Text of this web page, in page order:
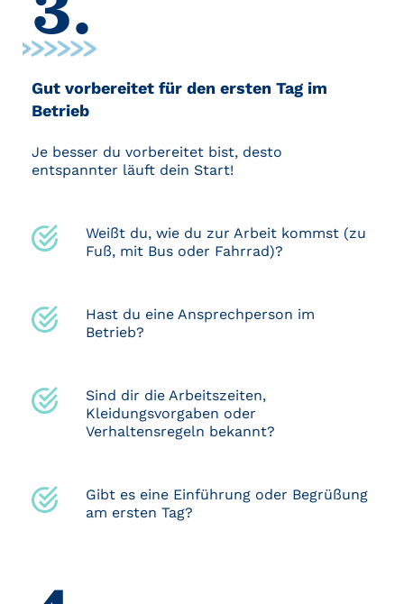
3.
Gut vorbereitet für den ersten Tag im
Betrieb
Je besser du vorbereitet bist, desto
entspannter läuft dein Start!
Weißt du, wie du zur Arbeit kommst (zu
Fuß, mit Bus oder Fahrrad)?
Hast du eine Ansprechperson im
Betrieb?
Sind dir die Arbeitszeiten,
Kleidungsvorgaben oder
Verhaltensregeln bekannt?
Gibt es eine Einführung oder Begrüßung
am ersten Tag?